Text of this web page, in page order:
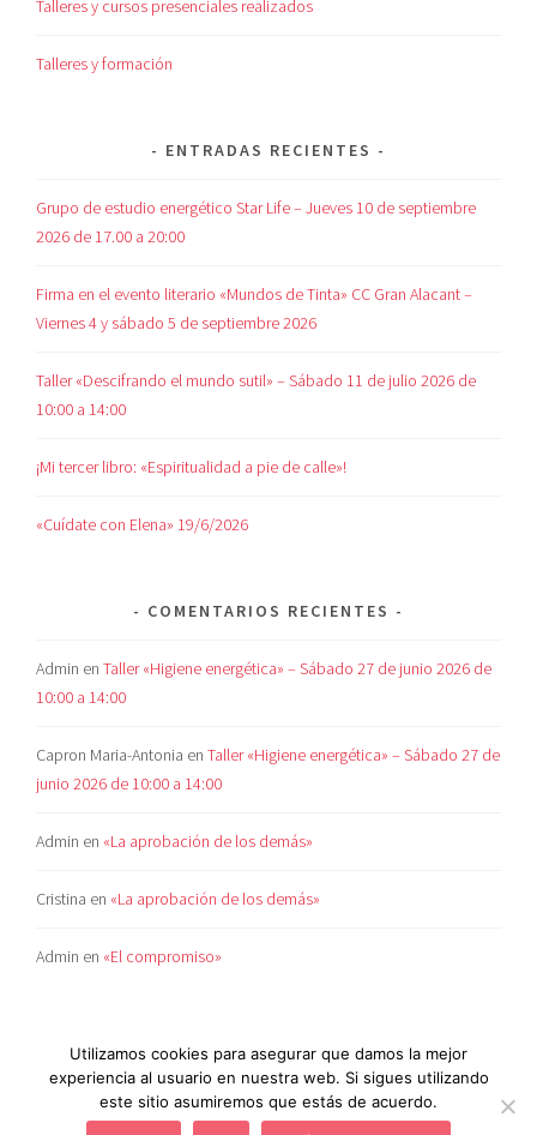
Talleres y cursos presenciales realizados
Talleres y formación
ENTRADAS RECIENTES
Grupo de estudio energético Star Life – Jueves 10 de septiembre
2026 de 17.00 a 20:00
Firma en el evento literario «Mundos de Tinta» CC Gran Alacant –
Viernes 4 y sábado 5 de septiembre 2026
Taller «Descifrando el mundo sutil» – Sábado 11 de julio 2026 de
10:00 a 14:00
¡Mi tercer libro: «Espiritualidad a pie de calle»!
«Cuídate con Elena» 19/6/2026
COMENTARIOS RECIENTES
Admin enTaller «Higiene energética» – Sábado 27 de junio 2026 de
10:00 a 14:00
Capron Maria-Antonia enTaller «Higiene energética» – Sábado 27 de
junio 2026 de 10:00 a 14:00
Admin en «La aprobación de los demás»
Cristina en «La aprobación de los demás»
Admin en «El compromiso»
POLÍTICA DE COOKIES |AVISO LEGAL |POLÍTICA
Utilizamos cookies para asegurar que damos la mejor
experiencia al usuario en nuestra web. Si sigues utilizando
este sitio asumiremos que estás de acuerdo.